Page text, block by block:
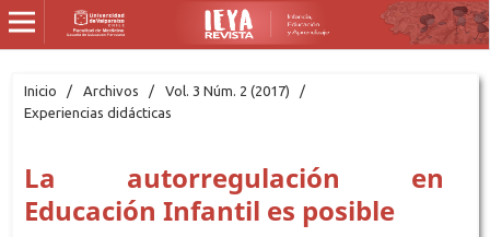
Inicio / Archivos / Vol. 3 Núm. 2 (2017)
/
Experiencias didácticas
La autorregulación en
Educación Infantil es posible